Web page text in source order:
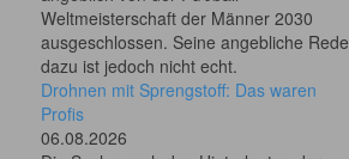
Weltmeisterschaft der Männer 2030
ausgeschlossen. Seine angebliche Rede
dazu ist jedoch nicht echt.
Drohnen mit Sprengstoff: Das waren
Profis
06.08.2026